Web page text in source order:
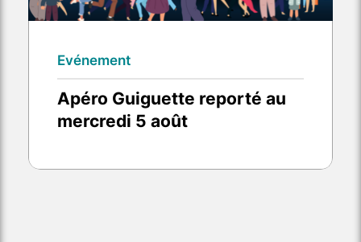
Evénement
Apéro Guiguette reporté au
mercredi 5 août